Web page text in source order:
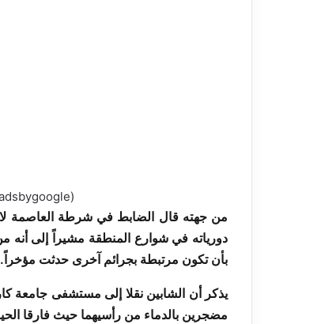
(adsbygoogle = window.adsbygoogle || []).push({});
من جهته قال الضابط في شرطة العاصمة
دورياته في شوارع المنطقة مشيراً إلى
بأن تكون مرتبطة بجرائم آخرى حدثت مؤخراً.
يذكر أن الشابين نقلا إلى مستشفى جامعة
مضجرين بالدماء من رأسيهما حيث فارقا